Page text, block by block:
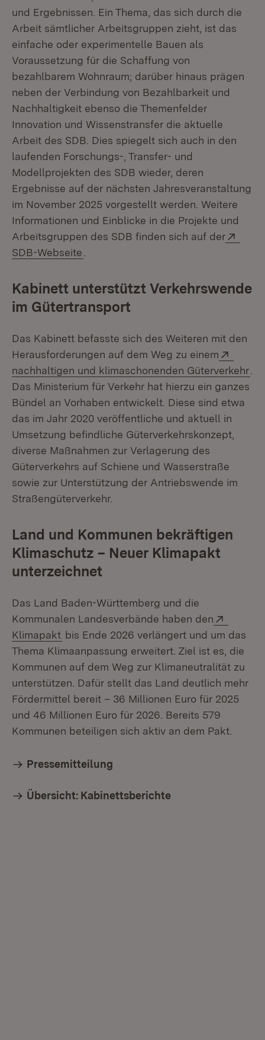
und Ergebnissen. Ein Thema, das sich durch die
Arbeit sämtlicher Arbeitsgruppen zieht, ist das
einfache oder experimentelle Bauen als
Voraussetzung für die Schaffung von
bezahlbarem Wohnraum; darüber hinaus prägen
neben der Verbindung von Bezahlbarkeit und
Nachhaltigkeit ebenso die Themenfelder
Innovation und Wissenstransfer die aktuelle
Arbeit des SDB. Dies spiegelt sich auch in den
laufenden Forschungs-, Transfer- und
Modellprojekten des SDB wieder, deren
Ergebnisse auf der nächsten Jahresveranstaltung
im November 2025 vorgestellt werden. Weitere
Informationen und Einblicke in die Projekte und
Arbeitsgruppen des SDB finden sich auf der
SDB-Webseite
Kabinett unterstützt Verkehrswende
im Gütertransport
Das Kabinett befasste sich des Weiteren mit den
Herausforderungen auf dem Weg zu einem
nachhaltigen und klimaschonenden Güterverkehr
Das Ministerium für Verkehr hat hierzu ein ganzes
Bündel an Vorhaben entwickelt. Diese sind etwa
das im Jahr 2020 veröffentliche und aktuell in
Umsetzung befindliche Güterverkehrskonzept,
diverse Maßnahmen zur Verlagerung des
Güterverkehrs auf Schiene und Wasserstraße
sowie zur Unterstützung der Antriebswende im
Straßengüterverkehr.
Land und Kommunen bekräftigen
Klimaschutz – Neuer Klimapakt
unterzeichnet
Das Land Baden-Württemberg und die
Kommunalen Landesverbände haben den
Klimapakt (Öffnet in neuem Fenster)
bis Ende 2026 verlängert und um das
Thema Klimaanpassung erweitert. Ziel ist es, die
Kommunen auf dem Weg zur Klimaneutralität zu
unterstützen. Dafür stellt das Land deutlich mehr
Fördermittel bereit – 36 Millionen Euro für 2025
und 46 Millionen Euro für 2026. Bereits 579
Kommunen beteiligen sich aktiv an dem Pakt.
Pressemitteilung
Übersicht: Kabinettsberichte